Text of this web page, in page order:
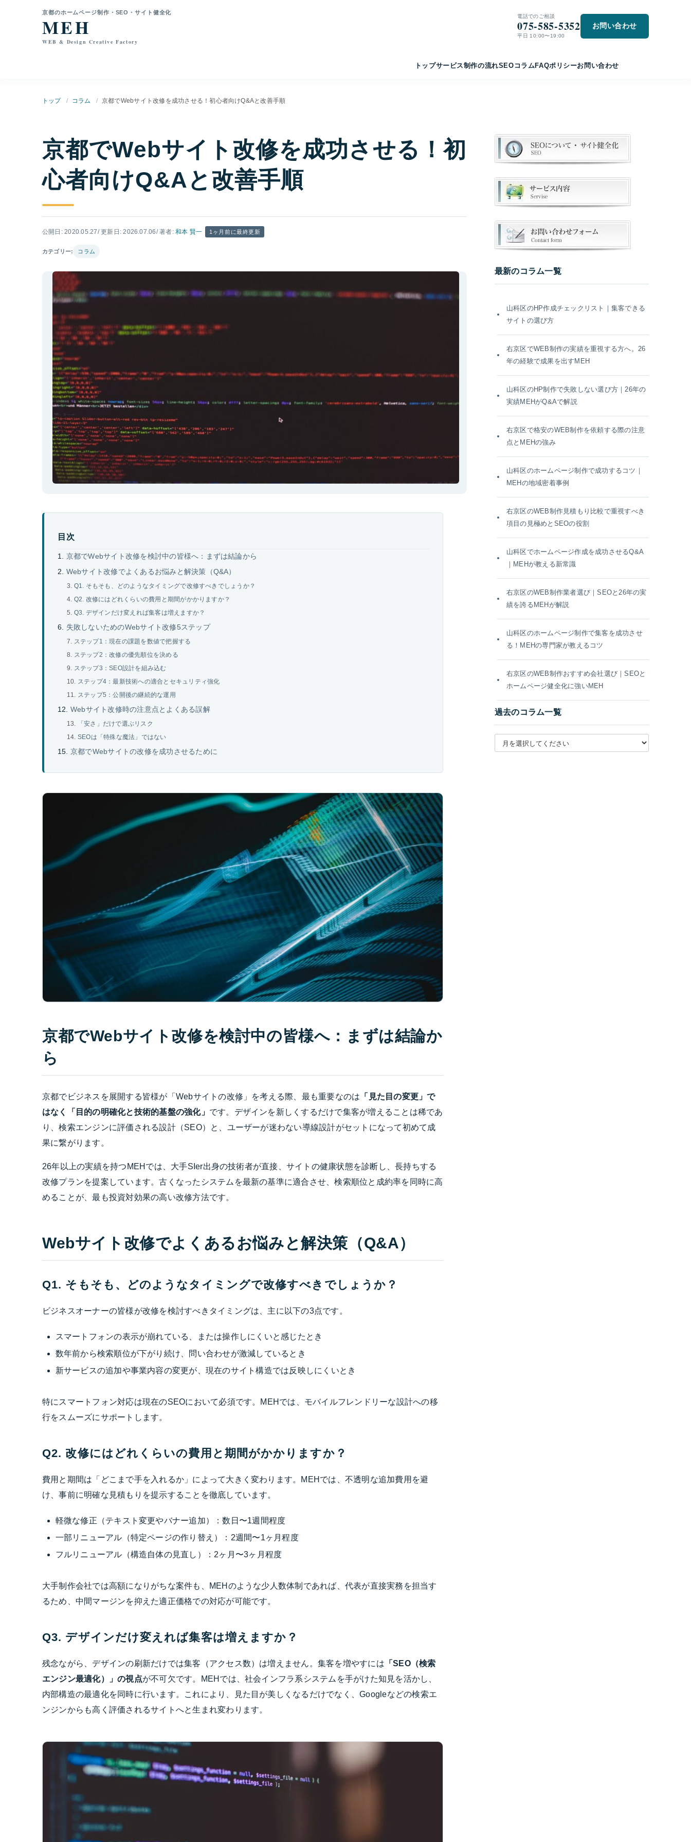
京都のホームページ制作・SEO・サイト健全化
MEH
WEB & Design Creative Factory
電話でのご相談
075-585-5352
平日 10:00〜19:00
お問い合わせ
トップサービス制作の流れSEO コラムFAQポリシーお問い合わせ
トップ コラム 京都でWebサイト改修を成功させる！初心者向けQ&Aと改善手順
京都でWebサイト改修を成功させる！初
心者向けQ&Aと改善手順
公開日: 2020.05.27/ 更新日: 2026.07.06/ 著者:和本 賢一 1ヶ月前に最終更新
カテゴリー: コラム
目次
京都でWebサイト改修を検討中の皆様へ：まずは結論から
Webサイト改修でよくあるお悩みと解決策（Q&A）
Q1. そもそも、どのようなタイミングで改修すべきでしょうか？
Q2. 改修にはどれくらいの費用と期間がかかりますか？
Q3. デザインだけ変えれば集客は増えますか？
失敗しないためのWebサイト改修5ステップ
ステップ1：現在の課題を数値で把握する
ステップ2：改修の優先順位を決める
ステップ3：SEO設計を組み込む
ステップ4：最新技術への適合とセキュリティ強化
ステップ5：公開後の継続的な運用
Webサイト改修時の注意点とよくある誤解
「安さ」だけで選ぶリスク
SEOは「特殊な魔法」ではない
京都でWebサイトの改修を成功させるために
京都でWebサイト改修を検討中の皆様へ：まずは結論か
ら
京都でビジネスを展開する皆様が「Webサイトの改修」を考える際、最も重要なのは 「見た目の変更」で
はなく「目的の明確化と技術的基盤の強化」 です。デザインを新しくするだけで集客が増えることは稀であ
り、検索エンジンに評価される設計（SEO）と、ユーザーが迷わない導線設計がセットになって初めて成
果に繋がります。
26年以上の実績を持つMEHでは、大手SIer出身の技術者が直接、サイトの健康状態を診断し、長持ちする
改修プランを提案しています。古くなったシステムを最新の基準に適合させ、検索順位と成約率を同時に高
めることが、最も投資対効果の高い改修方法です。
Webサイト改修でよくあるお悩みと解決策（Q&A）
Q1. そもそも、どのようなタイミングで改修すべきでしょうか？
ビジネスオーナーの皆様が改修を検討すべきタイミングは、主に以下の3点です。
スマートフォンの表示が崩れている、または操作しにくいと感じたとき
数年前から検索順位が下がり続け、問い合わせが激減しているとき
新サービスの追加や事業内容の変更が、現在のサイト構造では反映しにくいとき
特にスマートフォン対応は現在のSEOにおいて必須です。MEHでは、モバイルフレンドリーな設計への移
行をスムーズにサポートします。
Q2. 改修にはどれくらいの費用と期間がかかりますか？
費用と期間は「どこまで手を入れるか」によって大きく変わります。MEHでは、不透明な追加費用を避
け、事前に明確な見積もりを提示することを徹底しています。
軽微な修正（テキスト変更やバナー追加）：数日〜1週間程度
一部リニューアル（特定ページの作り替え）：2週間〜1ヶ月程度
フルリニューアル（構造自体の見直し）：2ヶ月〜3ヶ月程度
大手制作会社では高額になりがちな案件も、MEHのような少人数体制であれば、代表が直接実務を担当す
るため、中間マージンを抑えた適正価格での対応が可能です。
Q3. デザインだけ変えれば集客は増えますか？
残念ながら、デザインの刷新だけでは集客（アクセス数）は増えません。集客を増やすには 「SEO（検索
エンジン最適化）」の視点が不可欠です。MEHでは、社会インフラ系システムを手がけた知見を活かし、
内部構造の最適化を同時に行います。これにより、見た目が美しくなるだけでなく、Googleなどの検索エ
ンジンからも高く評価されるサイトへと生まれ変わります。
最新のコラム一覧
山科区のHP作成チェックリスト｜集客できる
サイトの選び方
右京区でWEB制作の実績を重視する方へ。26
年の経験で成果を出すMEH
山科区のHP制作で失敗しない選び方｜26年の
実績MEHがQ&Aで解説
右京区で格安のWEB制作を依頼する際の注意
点とMEHの強み
山科区のホームページ制作で成功するコツ｜
MEHの地域密着事例
右京区のWEB制作見積もり比較で重視すべき
項目の見極めとSEOの役割
山科区でホームページ作成を成功させるQ&A
｜MEHが教える新常識
右京区のWEB制作業者選び｜SEOと26年の実
績を誇るMEHが解説
山科区のホームページ制作で集客を成功させ
る！MEHの専門家が教えるコツ
右京区のWEB制作おすすめ会社選び｜SEOと
ホームページ健全化に強いMEH
過去のコラム一覧
月別アーカイブを選択